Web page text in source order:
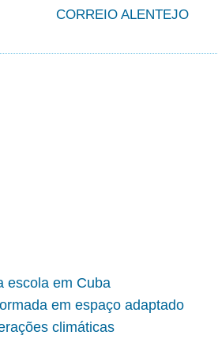
CORREIO ALENTEJO
escola em Cuba
em espaço adaptado
climáticas